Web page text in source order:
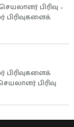
பிரிவு –
பிரிவுகளைக்
பிரிவுகளைக்
பிரிவு